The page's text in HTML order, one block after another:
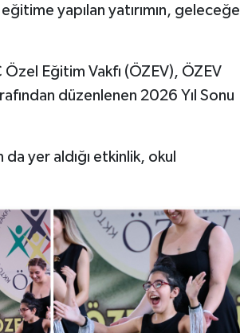
yapılan yatırımın, geleceğe
Eğitim Vakfı (ÖZEV), ÖZEV
düzenlenen 2026 Yıl Sonu
yer aldığı etkinlik, okul